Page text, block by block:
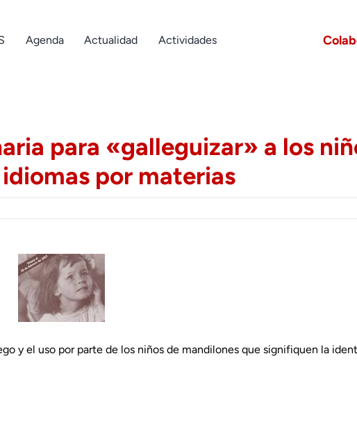
Agenda Actualidad Actividades
para «galleguizar» a los
por materias
y el uso por parte de los niños de mandilones que signifiquen la